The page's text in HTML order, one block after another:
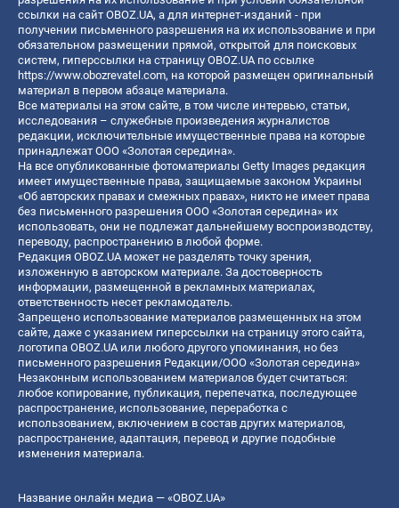
ссылки на сайт OBOZ.UA, а для интернет-изданий - при
получении письменного разрешения на их использование и при
обязательном размещении прямой, открытой для поисковых
систем, гиперссылки на страницу OBOZ.UA по ссылке
https://www.obozrevatel.com, на которой размещен оригинальный
материал в первом абзаце материала.
Все материалы на этом сайте, в том числе интервью, статьи,
исследования – служебные произведения журналистов
редакции, исключительные имущественные права на которые
принадлежат ООО «Золотая середина».
На все опубликованные фотоматериалы Getty Images редакция
имеет имущественные права, защищаемые законом Украины
«Об авторских правах и смежных правах», никто не имеет права
без письменного разрешения ООО «Золотая середина» их
использовать, они не подлежат дальнейшему воспроизводству,
переводу, распространению в любой форме.
Редакция OBOZ.UA может не разделять точку зрения,
изложенную в авторском материале. За достоверность
информации, размещенной в рекламных материалах,
ответственность несет рекламодатель.
Запрещено использование материалов размещенных на этом
сайте, даже с указанием гиперссылки на страницу этого сайта,
логотипа OBOZ.UA или любого другого упоминания, но без
письменного разрешения Редакции/ООО «Золотая середина»
Незаконным использованием материалов будет считаться:
любое копирование, публикация, перепечатка, последующее
распространение, использование, переработка с
использованием, включением в состав других материалов,
распространение, адаптация, перевод и другие подобные
изменения материала.
Название онлайн медиа — «OBOZ.UA»